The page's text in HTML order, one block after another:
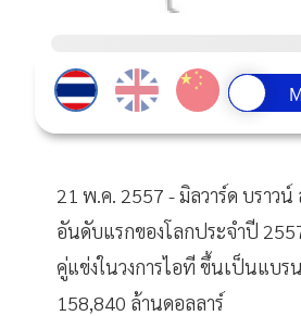
21 พ.ค. 2557 - มิลวาร์ด บราว
อันดับแรกของโลกประจำปี
คู่แข่งในวงการไอที ขึ้นเป็นแบ
158,840 ล้านดอลลาร์